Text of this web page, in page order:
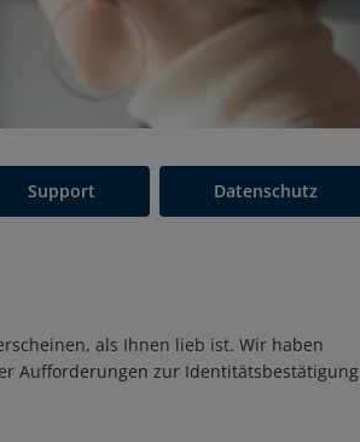
Support Datenschutz
als Ihnen lieb ist. Wir haben
Aufforderungen zur Identitätsbestätigung